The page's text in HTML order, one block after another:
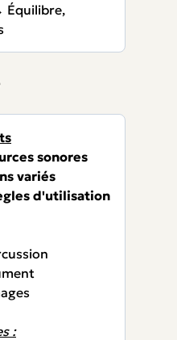
Équilibre,
sonores
variés
d'utilisation
: